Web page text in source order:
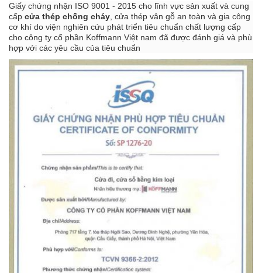
Giấy chứng nhận ISO 9001 - 2015 cho lĩnh vực sản xuất và cung
cấp cửa thép chống cháy , cửa thép vân gỗ an toàn và gia công
cơ khí do viện nghiên cứu phát triển tiêu chuẩn chất lượng cấp
cho công ty cổ phần Koffmann Việt nam đã được đánh giá và phù
hợp với các yêu cầu của tiêu chuẩn